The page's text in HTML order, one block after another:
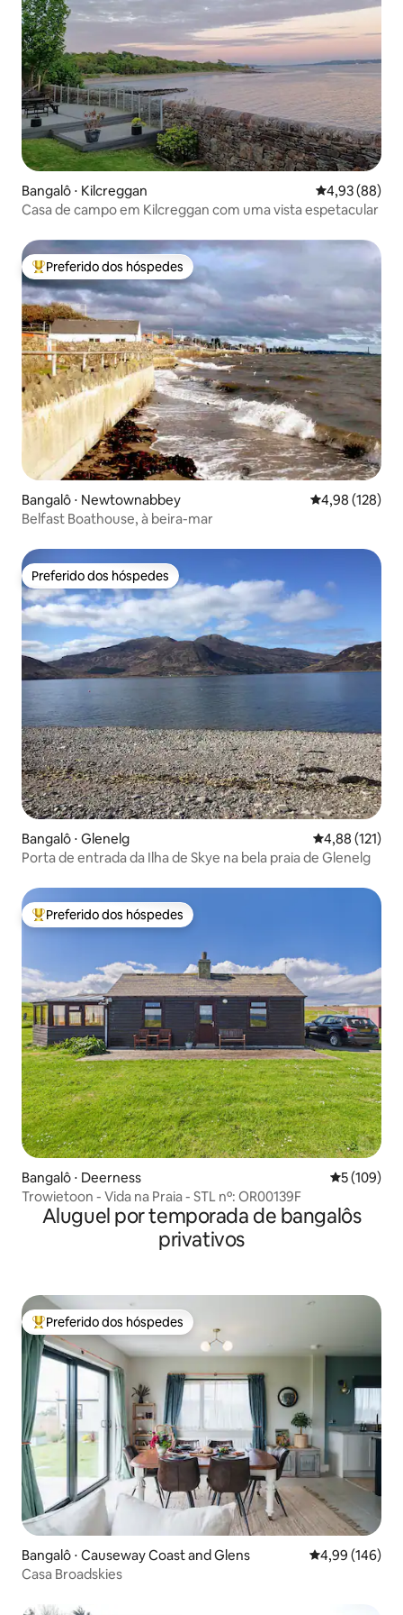
Bangalô ⋅ Kilcreggan 4,93 de uma
4,93 (88)
Casa de campo em Kilcreggan com uma vista espetacular
Entre os melhores preferidos dos hóspedes
Preferido dos hóspedes
Bangalô ⋅ Newtownabbey 4,98 de uma
4,98 (128)
Belfast Boathouse, à beira-mar
Preferido dos hóspedes
Preferido dos hóspedes
Bangalô ⋅ Glenelg 4,88 de uma
4,88 (121)
Porta de entrada da Ilha de Skye na bela praia de Glenelg
Entre os melhores preferidos dos hóspedes
Preferido dos hóspedes
Bangalô ⋅ Deerness 5 de uma
5 (109)
Trowietoon - Vida na Praia - STL nº: OR00139F
Aluguel por temporada de bangalôs
privativos
Entre os melhores preferidos dos hóspedes
Preferido dos hóspedes
Bangalô ⋅ Causeway Coast and Glens 4,99 de uma
4,99 (146)
Casa Broadskies